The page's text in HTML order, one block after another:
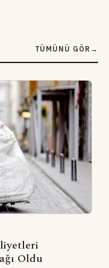
TÜMÜNÜ GÖR →
Oldu